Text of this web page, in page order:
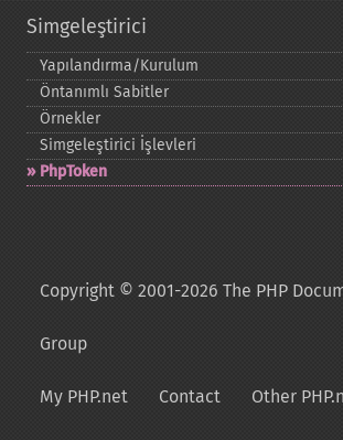
Simgeleştirici
Yapılandırma/Kurulum
Öntanımlı Sabitler
Örnekler
Simgeleştirici İşlevleri
PhpToken
Copyright © 2001-2026 The PHP
Group
My PHP.net Contact Other